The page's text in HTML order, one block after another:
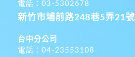
電話：03-5302678
新竹市埔前路248巷5弄21號
台中分公司
電話：04-23553108